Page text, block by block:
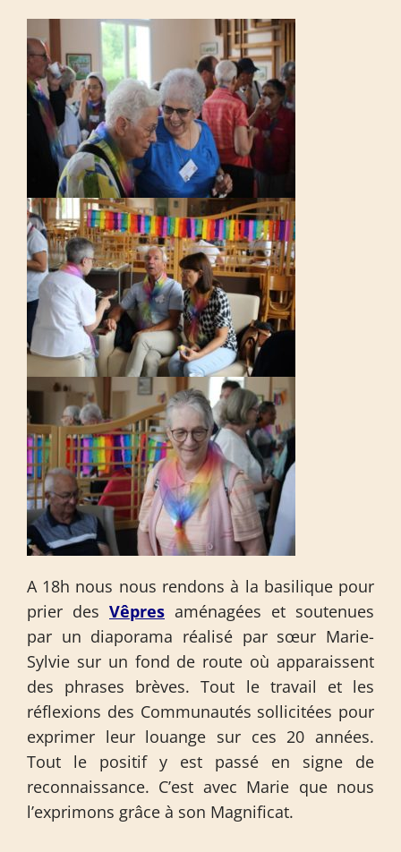
A 18h nous nous rendons à la basilique pour
prier des Vêpres aménagées et soutenues
par un diaporama réalisé par sœur Marie-
Sylvie sur un fond de route où apparaissent
des phrases brèves. Tout le travail et les
réflexions des Communautés sollicitées pour
exprimer leur louange sur ces 20 années.
Tout le positif y est passé en signe de
reconnaissance. C’est avec Marie que nous
l’exprimons grâce à son Magnificat.